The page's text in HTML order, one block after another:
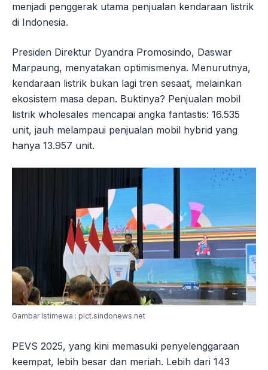
menjadi penggerak utama penjualan kendaraan listrik
di Indonesia.
Presiden Direktur Dyandra Promosindo, Daswar
Marpaung, menyatakan optimismenya. Menurutnya,
kendaraan listrik bukan lagi tren sesaat, melainkan
ekosistem masa depan. Buktinya? Penjualan mobil
listrik wholesales mencapai angka fantastis: 16.535
unit, jauh melampaui penjualan mobil hybrid yang
hanya 13.957 unit.
Gambar Istimewa : pict.sindonews.net
PEVS 2025, yang kini memasuki penyelenggaraan
keempat, lebih besar dan meriah. Lebih dari 143